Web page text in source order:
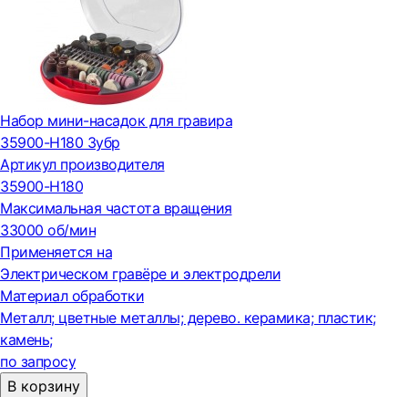
Набор мини-насадок для гравира
35900-H180 Зубр
Артикул производителя
35900-H180
Максимальная частота вращения
33000 об/мин
Применяется на
Электрическом гравёре и электродрели
Материал обработки
Металл; цветные металлы; дерево. керамика; пластик;
камень;
по запросу
В корзину